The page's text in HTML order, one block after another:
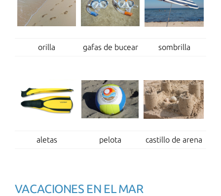
orilla gafas de bucear sombrilla
aletas pelota castillo de arena
VACACIONES EN EL MAR